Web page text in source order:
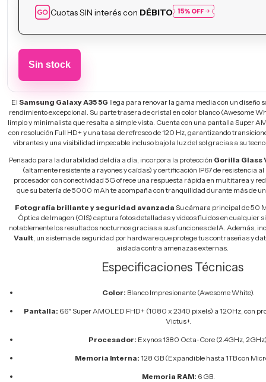
Cuotas SIN interés con DÉBITO
El Samsung Galaxy A35 5G llega para renovar la gama media con un diseño
rendimiento excepcional. Su parte trasera de cristal en color blanco (Awesome
limpio y minimalista que resalta a simple vista. Cuenta con una pantalla Super
con resolución Full HD+ y una tasa de refresco de 120 Hz, garantizando
vibrantes y una visibilidad impecable incluso bajo la luz del sol gracias a su
Pensado para la durabilidad del día a día, incorpora la protección Gorilla Glass
(altamente resistente a rayones y caídas) y certificación IP67 de resistencia al
procesador con conectividad 5G ofrece una respuesta rápida en multitarea y
que su batería de 5000 mAh te acompaña con tranquilidad durante más de
Fotografía brillante y seguridad avanzada Su cámara principal de 50
Óptica de Imagen (OIS) captura fotos detalladas y videos fluidos en cualquier
notablemente los resultados nocturnos gracias a sus funciones de IA. Además,
Vault, un sistema de seguridad por hardware que protege tus contraseñas y
aislada contra amenazas externas.
Especificaciones Técnicas
Color: Blanco Impresionante (Awesome White).
Pantalla: 6.6" Super AMOLED FHD+ (1080 x 2340 pixels) a 120Hz, con
Victus+.
Procesador: Exynos 1380 Octa-Core (2.4GHz,
Memoria Interna: 128 GB (Expandible hasta 1TB con
Memoria RAM: 6 GB.